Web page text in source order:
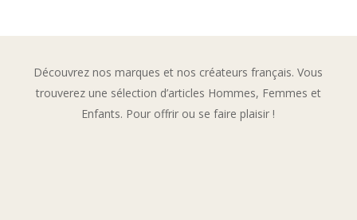
Découvrez nos marques et nos créateurs français. Vous
trouverez une sélection d’articles Hommes, Femmes et
Enfants. Pour offrir ou se faire plaisir !